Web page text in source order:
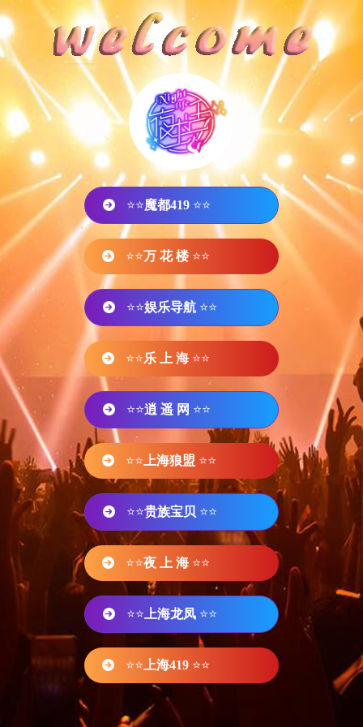
⭐⭐魔都419 ⭐⭐
⭐⭐万 花 楼 ⭐⭐
⭐⭐娱乐导航 ⭐⭐
⭐⭐乐 上 海 ⭐⭐
⭐⭐逍 遥 网 ⭐⭐
⭐⭐ 上海狼盟 ⭐⭐
⭐⭐贵族宝贝 ⭐⭐
⭐⭐夜 上 海 ⭐⭐
⭐⭐ 上海龙凤 ⭐⭐
⭐⭐ 上海419 ⭐⭐